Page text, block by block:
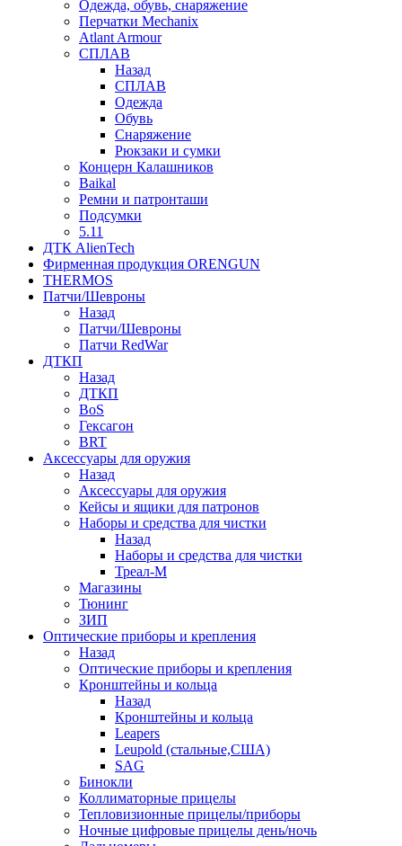
Одежда, обувь, снаряжение
Перчатки Mechanix
Atlant Armour
СПЛАВ
Назад
СПЛАВ
Одежда
Обувь
Снаряжение
Рюкзаки и сумки
Концерн Калашников
Baikal
Ремни и патронташи
Подсумки
5.11
ДТК AlienTech
Фирменная продукция ORENGUN
THERMOS
Патчи/Шевроны
Назад
Патчи/Шевроны
Патчи RedWar
ДТКП
Назад
ДТКП
BoS
Гексагон
BRT
Аксессуары для оружия
Назад
Аксессуары для оружия
Кейсы и ящики для патронов
Наборы и средства для чистки
Назад
Наборы и средства для чистки
Треал-М
Магазины
Тюнинг
ЗИП
Оптические приборы и крепления
Назад
Оптические приборы и крепления
Кронштейны и кольца
Назад
Кронштейны и кольца
Leapers
Leupold (стальные,США)
SAG
Бинокли
Коллиматорные прицелы
Тепловизионные прицелы/приборы
Ночные цифровые прицелы день/ночь